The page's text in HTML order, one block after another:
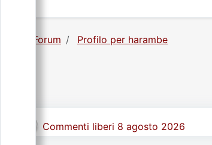
Forum Profilo per harambe
Commenti liberi 8 agosto 2026